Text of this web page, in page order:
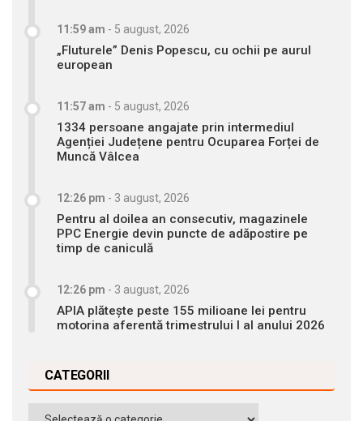
11:59 am - 5 august, 2026
„Fluturele” Denis Popescu, cu ochii pe aurul
european
11:57 am - 5 august, 2026
1334 persoane angajate prin intermediul
Agenției Județene pentru Ocuparea Forței de
Muncă Vâlcea
12:26 pm - 3 august, 2026
Pentru al doilea an consecutiv, magazinele
PPC Energie devin puncte de adăpostire pe
timp de caniculă
12:26 pm - 3 august, 2026
APIA plătește peste 155 milioane lei pentru
motorina aferentă trimestrului I al anului 2026
CATEGORII
Categorii